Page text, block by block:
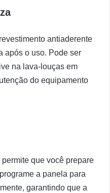
antiaderente
após o uso. Pode ser
na lava-louças em
do equipamento
que você prepare
a panela para
garantindo que a